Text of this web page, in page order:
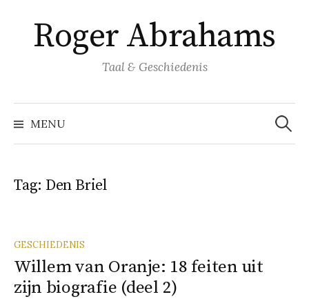
inhoud
springen
Roger Abrahams
Taal & Geschiedenis
MENU
Zoeken
naar:
Tag: Den Briel
GESCHIEDENIS
Willem van Oranje: 18 feiten uit
zijn biografie (deel 2)